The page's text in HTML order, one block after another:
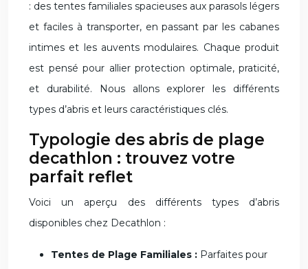
: des tentes familiales spacieuses aux parasols légers
et faciles à transporter, en passant par les cabanes
intimes et les auvents modulaires. Chaque produit
est pensé pour allier protection optimale, praticité,
et durabilité. Nous allons explorer les différents
types d’abris et leurs caractéristiques clés.
Typologie des abris de plage
decathlon : trouvez votre
parfait reflet
Voici un aperçu des différents types d’abris
disponibles chez Decathlon :
Tentes de Plage Familiales : Parfaites pour